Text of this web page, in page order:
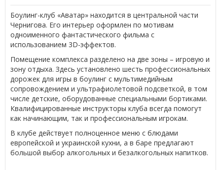
Боулинг-клуб «Аватар» находится в центральной части
Чернигова. Его интерьер оформлен по мотивам
одноименного фантастического фильма с
использованием 3D-эффектов.
Помещение комплекса разделено на две зоны – игровую и
зону отдыха. Здесь установлено шесть профессиональных
дорожек для игры в боулинг с мультимедийным
сопровождением и ультрафиолетовой подсветкой, в том
числе детские, оборудованные специальными бортиками.
Квалифицированные инструкторы клуба всегда помогут
как начинающим, так и профессиональным игрокам.
В клубе действует полноценное меню с блюдами
европейской и украинской кухни, а в баре предлагают
большой выбор алкогольных и безалкогольных напитков.